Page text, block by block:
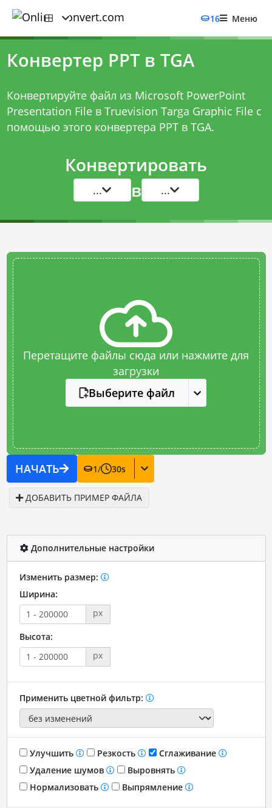
16 Меню
Конвертер PPT в TGA
Конвертируйте файл из Microsoft PowerPoint
Presentation File в Truevision Targa Graphic File с
помощью этого конвертера PPT в TGA.
Конвертировать
... в ...
Перетащите файлы сюда или нажмите для
загрузки
Выберите файл
НАЧАТЬ 1/ 30s
ДОБАВИТЬ ПРИМЕР ФАЙЛА
Дополнительные настройки
Изменить размер:
Ширина:
px
Высота:
px
Применить цветной фильтр:
Улучшить Резкость
Сглаживание
Удаление шумов
Выровнять
Нормализовать
Выпрямление